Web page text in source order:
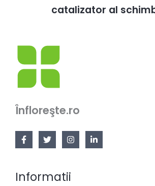
catalizator al
Înfloreşte.ro
Informatii